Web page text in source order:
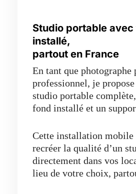
Studio portable avec
installé,
partout en France
En tant que photographe
professionnel, je
studio portable
fond installé et un
Cette installation mobile
recréer la qualité d’un
directement dans vos
lieu de votre choix,